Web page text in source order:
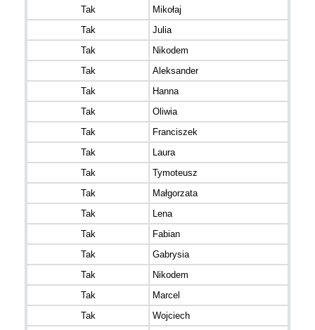
Tak
Mikołaj
Tak
Julia
Tak
Nikodem
Tak
Aleksander
Tak
Hanna
Tak
Oliwia
Tak
Franciszek
Tak
Laura
Tak
Tymoteusz
Tak
Małgorzata
Tak
Lena
Tak
Fabian
Tak
Gabrysia
Tak
Nikodem
Tak
Marcel
Tak
Wojciech